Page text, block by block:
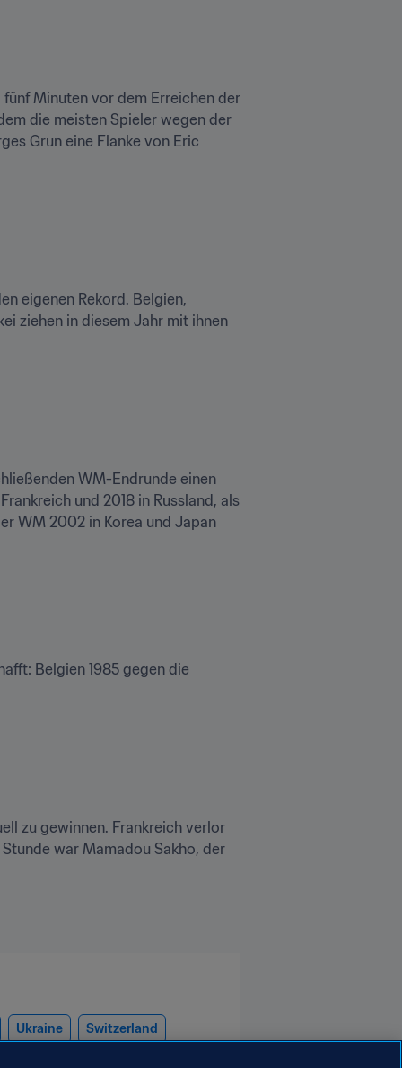
Minuten vor dem Erreichen der
die meisten Spieler wegen der
Grun eine Flanke von Eric
eigenen Rekord. Belgien,
ziehen in diesem Jahr mit ihnen
WM-Endrunde einen
und 2018 in Russland, als
WM 2002 in Korea und Japan
Belgien 1985 gegen die
zu gewinnen. Frankreich verlor
war Mamadou Sakho, der
Ukraine Switzerland